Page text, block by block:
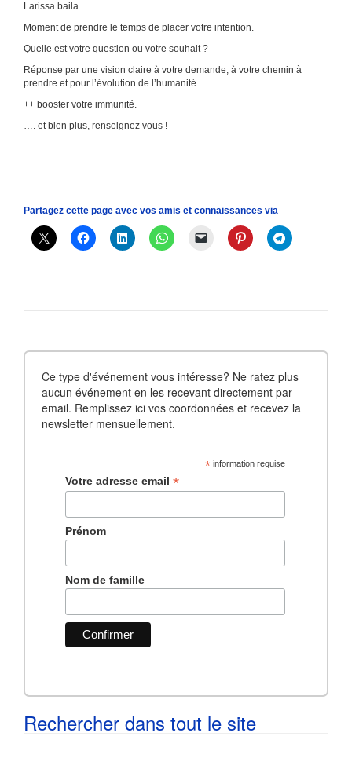
Larissa baila
Moment de prendre le temps de placer votre intention.
Quelle est votre question ou votre souhait ?
Réponse par une vision claire à votre demande, à votre chemin à
prendre et pour l’évolution de l’humanité.
++ booster votre immunité.
…. et bien plus, renseignez vous !
Partagez cette page avec vos amis et connaissances via
Ce type d'événement vous intéresse? Ne ratez plus
aucun événement en les recevant directement par
email. Remplissez ici vos coordonnées et recevez la
newsletter mensuellement.
* information requise
Votre adresse email*
Prénom
Nom de famille
Rechercher dans tout le site